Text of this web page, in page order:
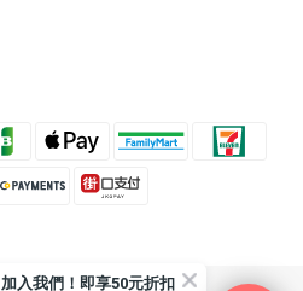
加入我們！即享50元折扣